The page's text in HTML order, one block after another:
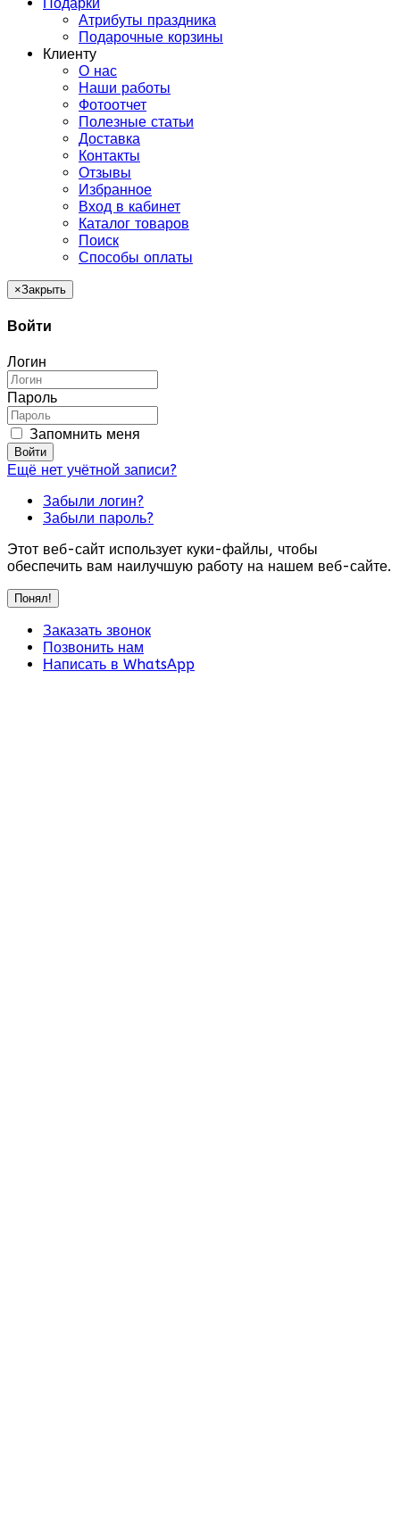
Атрибуты праздника
Подарочные корзины
Клиенту
О нас
Наши работы
Фотоотчет
Полезные статьи
Доставка
Контакты
Отзывы
Избранное
Вход в кабинет
Каталог товаров
Поиск
Способы оплаты
×Закрыть
Войти
Логин
Пароль
Запомнить меня
Войти
Ещё нет учётной записи?
Забыли логин?
Забыли пароль?
Этот веб-сайт использует куки-файлы, чтобы
обеспечить вам наилучшую работу на нашем веб-сайте.
Понял!
Заказать звонок
Позвонить нам
Написать в WhatsApp